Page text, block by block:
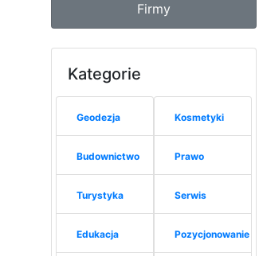
Firmy
Kategorie
Geodezja
Budownictwo
Turystyka
Edukacja
Kosmetyki
Prawo
Serwis
Pozycjonowanie